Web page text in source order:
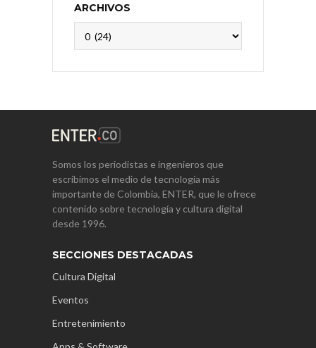
ARCHIVOS
Somos los periodistas e ingenieros que
escribimos el medio de tecnología más
importante de Colombia, ENTER, que le ofrece
contenido sobre tecnología y cultura digital
desde 1996.
SECCIONES DESTACADAS
Cultura Digital
Eventos
Entretenimiento